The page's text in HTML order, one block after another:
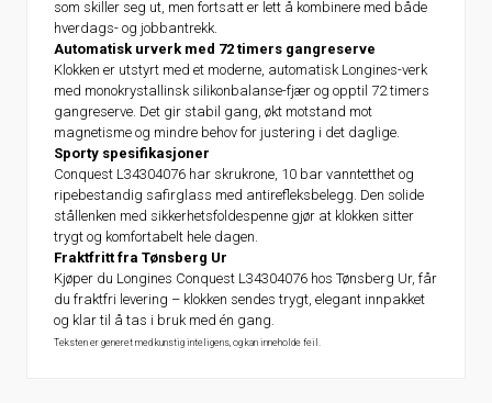
som skiller seg ut, men fortsatt er lett å kombinere med både
hverdags- og jobbantrekk.
Automatisk urverk med 72 timers gangreserve
Klokken er utstyrt med et moderne, automatisk Longines-verk
med monokrystallinsk silikonbalanse-fjær og opptil 72 timers
gangreserve. Det gir stabil gang, økt motstand mot
magnetisme og mindre behov for justering i det daglige.
Sporty spesifikasjoner
Conquest L34304076 har skrukrone, 10 bar vanntetthet og
ripebestandig safirglass med antirefleksbelegg. Den solide
stållenken med sikkerhetsfoldespenne gjør at klokken sitter
trygt og komfortabelt hele dagen.
Fraktfritt fra Tønsberg Ur
Kjøper du Longines Conquest L34304076 hos Tønsberg Ur, får
du fraktfri levering – klokken sendes trygt, elegant innpakket
og klar til å tas i bruk med én gang.
Teksten er generet med kunstig inteligens, og kan inneholde feil.